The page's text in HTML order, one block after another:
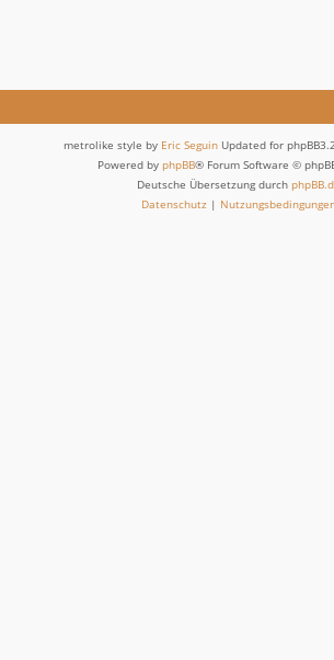
metrolike style by Eric Seguin Updated for
Powered by phpBB® Forum Software ©
Deutsche Übersetzung durch
Datenschutz |